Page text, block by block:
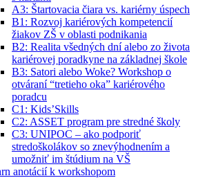
A3: Štartovacia čiara vs. kariérny úspech
B1: Rozvoj kariérových kompetencií
žiakov ZŠ v oblasti podnikania
B2: Realita všedných dní alebo zo života
kariérovej poradkyne na základnej škole
B3: Satori alebo Woke? Workshop o
otváraní “tretieho oka” kariérového
poradcu
C1: Kids’Skills
C2: ASSET program pre stredné školy
C3: UNIPOC – ako podporiť
stredoškolákov so znevýhodnením a
umožniť im štúdium na VŠ
anotácií k workshopom